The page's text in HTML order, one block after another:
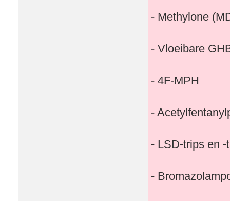
- Methylone
- Vloeibare
- 4F-MPH
-
- LSD-trips en -
-